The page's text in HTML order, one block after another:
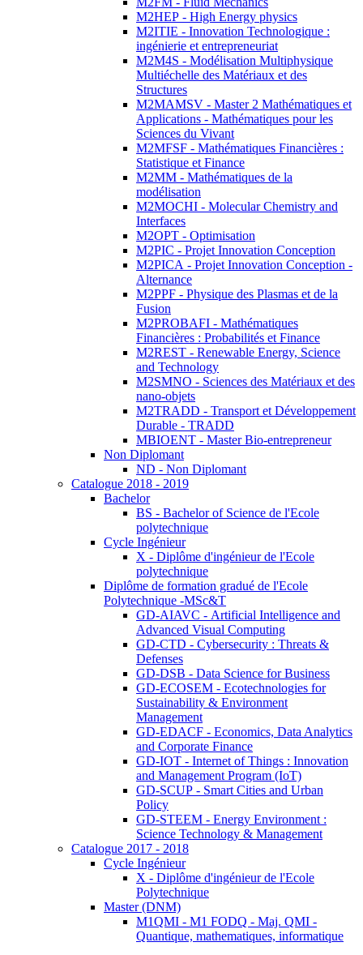
M2HEP - High Energy physics
M2ITIE - Innovation Technologique :
ingénierie et entrepreneuriat
M2M4S - Modélisation Multiphysique
Multiéchelle des Matériaux et des
Structures
M2MAMSV - Master 2 Mathématiques et
Applications - Mathématiques pour les
Sciences du Vivant
M2MFSF - Mathématiques Financières :
Statistique et Finance
M2MM - Mathématiques de la
modélisation
M2MOCHI - Molecular Chemistry and
Interfaces
M2OPT - Optimisation
M2PIC - Projet Innovation Conception
M2PICA - Projet Innovation Conception -
Alternance
M2PPF - Physique des Plasmas et de la
Fusion
M2PROBAFI - Mathématiques
Financières : Probabilités et Finance
M2REST - Renewable Energy, Science
and Technology
M2SMNO - Sciences des Matériaux et des
nano-objets
M2TRADD - Transport et Développement
Durable - TRADD
MBIOENT - Master Bio-entrepreneur
Non Diplomant
ND - Non Diplomant
Catalogue 2018 - 2019
Bachelor
BS - Bachelor of Science de l'Ecole
polytechnique
Cycle Ingénieur
X - Diplôme d'ingénieur de l'Ecole
polytechnique
Diplôme de formation gradué de l'Ecole
Polytechnique -MSc&T
GD-AIAVC - Artificial Intelligence and
Advanced Visual Computing
GD-CTD - Cybersecurity : Threats &
Defenses
GD-DSB - Data Science for Business
GD-ECOSEM - Ecotechnologies for
Sustainability & Environment
Management
GD-EDACF - Economics, Data Analytics
and Corporate Finance
GD-IOT - Internet of Things : Innovation
and Management Program (IoT)
GD-SCUP - Smart Cities and Urban
Policy
GD-STEEM - Energy Environment :
Science Technology & Management
Catalogue 2017 - 2018
Cycle Ingénieur
X - Diplôme d'ingénieur de l'Ecole
Polytechnique
Master (DNM)
M1QMI - M1 FODQ - Maj. QMI -
Quantique, mathematiques, informatique